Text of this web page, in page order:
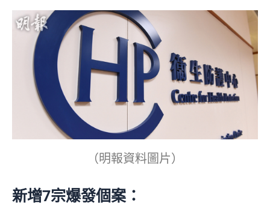
（明報資料圖片）
新增7宗爆發個案：